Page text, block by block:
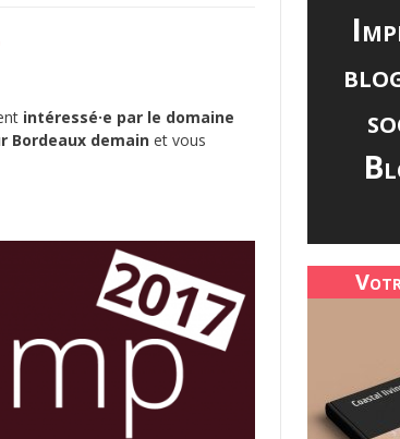
intéressé·e par le domaine
Bordeaux demain et vous